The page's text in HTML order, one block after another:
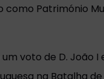
como Património
voto de D. João I